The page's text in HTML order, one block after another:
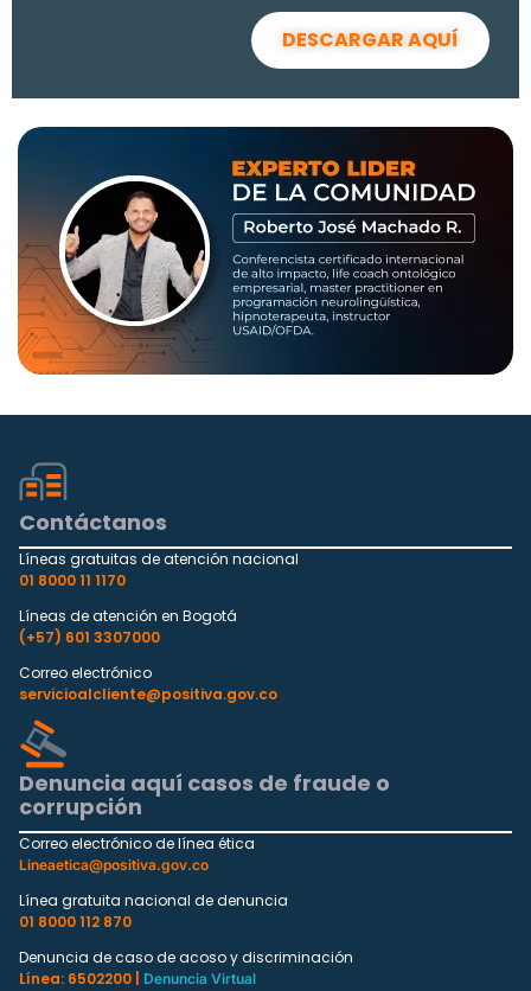
DESCARGAR AQUÍ
Contáctanos
Líneas gratuitas de atención nacional
01 8000 11 1170
Líneas de atención en Bogotá
(+57) 601 3307000
Correo electrónico
servicioalcliente@positiva.gov.co
Denuncia aquí casos de fraude o
corrupción
Correo electrónico de línea ética
Lineaetica@positiva.gov.co
Línea gratuita nacional de denuncia
01 8000 112 870
Denuncia de caso de acoso y discriminación
Línea: 6502200 |
Denuncia Virtual